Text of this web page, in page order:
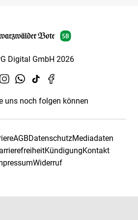
Digital GmbH 2026
uns noch folgen können
AGBDatenschutzMediadaten
KündigungKontakt
Widerruf